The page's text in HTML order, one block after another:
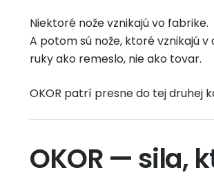
Niektoré nože vznikajú vo fabrike.
A potom sú nože, ktoré vznikajú
ruky ako remeslo, nie ako tovar.
OKOR patrí presne do tej druhej
OKOR — sila,